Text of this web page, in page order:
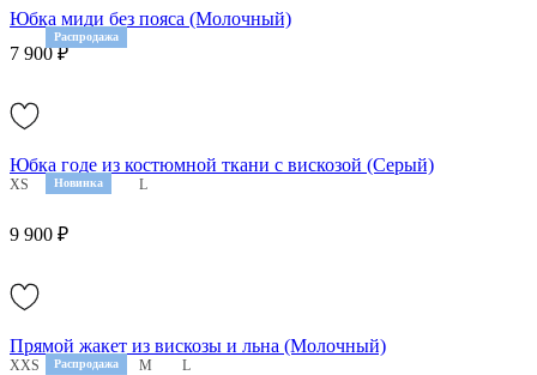
Распродажа
Юбка миди без пояса (Молочный)
7 900 ₽
Новинка
Юбка годе из костюмной ткани с вискозой (Серый)
XS S M L
9 900 ₽
Распродажа
Прямой жакет из вискозы и льна (Молочный)
XXS XS S M L